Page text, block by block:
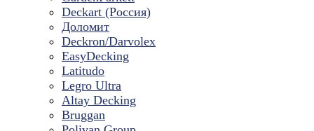
Deckart (Россия)
Доломит
Deckron/Darvolex
EasyDecking
Latitudo
Legro Ultra
Altay Decking
Bruggan